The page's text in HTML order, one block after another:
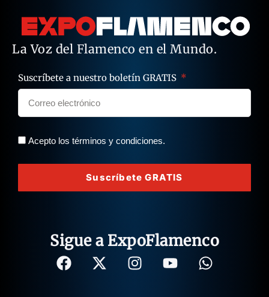
La Voz del Flamenco en el Mundo.
Suscríbete a nuestro boletín GRATIS
Acepto los términos y condiciones.
Suscríbete GRATIS
Sigue a ExpoFlamenco